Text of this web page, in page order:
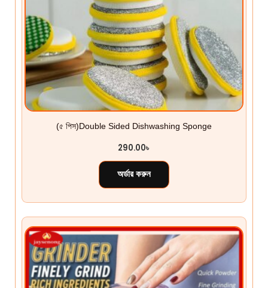
(৫ পিস)Double Sided Dishwashing Sponge
290.00৳
অর্ডার করুন